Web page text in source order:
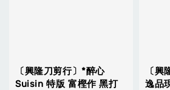
〔興隆刀剪行〕*醉心
Suisin 特版 富樫作 黑打
〔
逸品